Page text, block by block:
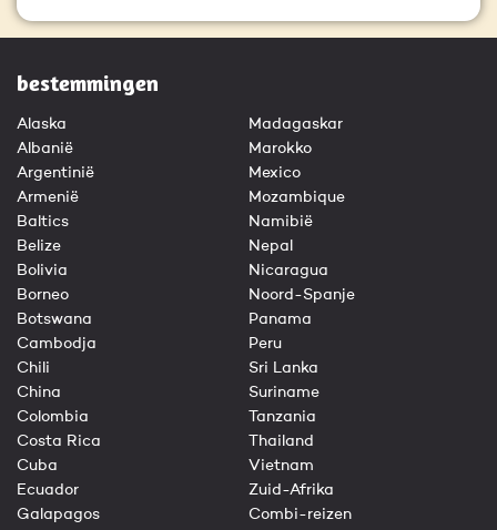
bestemmingen
Alaska
Albanië
Argentinië
Armenië
Baltics
Belize
Bolivia
Borneo
Botswana
Cambodja
Chili
China
Colombia
Costa Rica
Cuba
Ecuador
Galapagos
Madagaskar
Marokko
Mexico
Mozambique
Namibië
Nepal
Nicaragua
Noord-Spanje
Panama
Peru
Sri Lanka
Suriname
Tanzania
Thailand
Vietnam
Zuid-Afrika
Combi-reizen